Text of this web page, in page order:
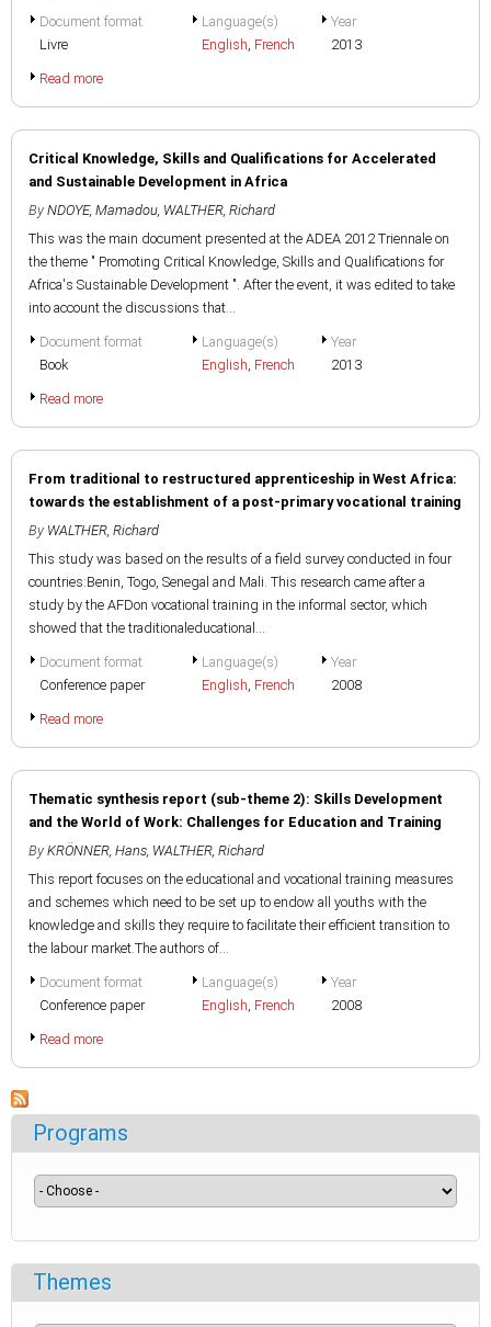
Document format
Livre
Language(s)
English, French
Year
2013
Read more
Critical Knowledge, Skills and Qualifications for Accelerated
and Sustainable Development in Africa
By NDOYE, Mamadou, WALTHER, Richard
This was the main document presented at the ADEA 2012 Triennale on
the theme " Promoting Critical Knowledge, Skills and Qualifications for
Africa's Sustainable Development ". After the event, it was edited to take
into account the discussions that...
Document format
Book
Language(s)
English, French
Year
2013
Read more
From traditional to restructured apprenticeship in West Africa:
towards the establishment of a post-primary vocational training
By WALTHER, Richard
This study was based on the results of a field survey conducted in four
countries:Benin, Togo, Senegal and Mali. This research came after a
study by the AFDon vocational training in the informal sector, which
showed that the traditionaleducational...
Document format
Conference paper
Language(s)
English, French
Year
2008
Read more
Thematic synthesis report (sub-theme 2): Skills Development
and the World of Work: Challenges for Education and Training
By KRÖNNER, Hans, WALTHER, Richard
This report focuses on the educational and vocational training measures
and schemes which need to be set up to endow all youths with the
knowledge and skills they require to facilitate their efficient transition to
the labour market.The authors of...
Document format
Conference paper
Language(s)
English, French
Year
2008
Read more
Programs
Themes